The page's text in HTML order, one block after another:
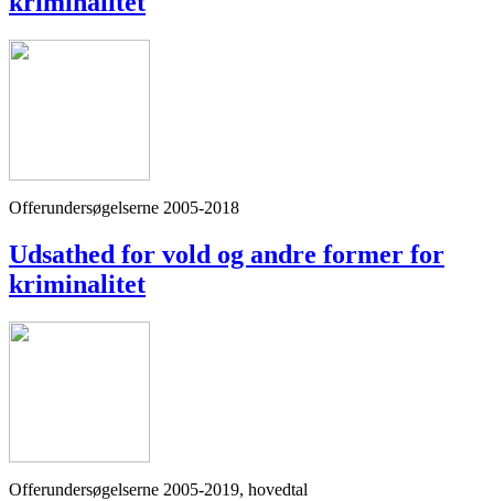
Offerundersøgelserne 2005-2018
Udsathed for vold og andre former for
kriminalitet
Offerundersøgelserne 2005-2019, hovedtal